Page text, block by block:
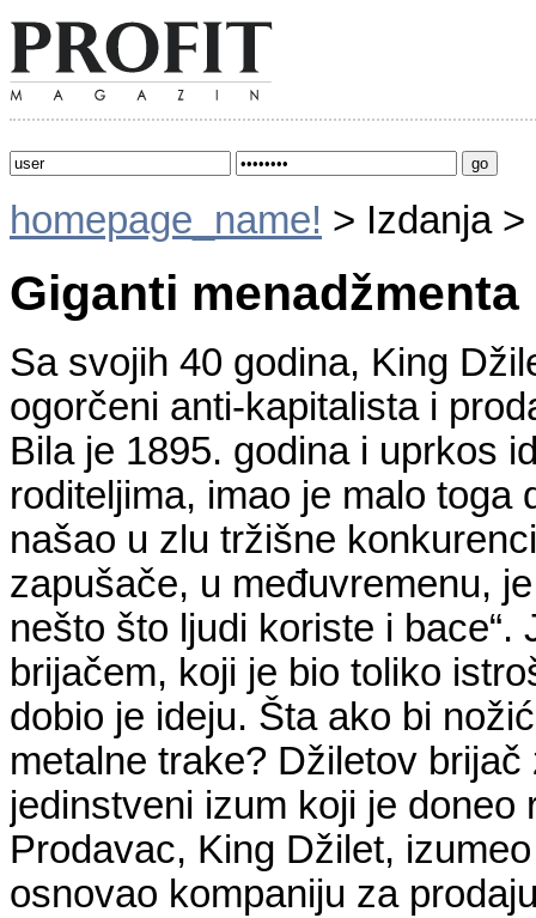
homepage_name! > Izdanja
Giganti menadžmenta
Sa svojih 40 godina, King
ogorčeni anti-kapitalista i
Bila je 1895. godina i uprkos
roditeljima, imao je malo
našao u zlu tržišne
zapušače, u međuvremenu,
nešto što ljudi koriste i
brijačem, koji je bio toliko
dobio je ideju. Šta ako bi
metalne trake? Džiletov
jedinstveni izum koji je
Prodavac, King Džilet,
osnovao kompaniju za